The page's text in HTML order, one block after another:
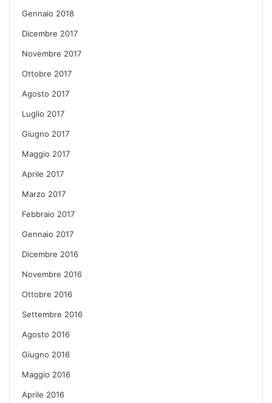
Gennaio 2018
Dicembre 2017
Novembre 2017
Ottobre 2017
Agosto 2017
Luglio 2017
Giugno 2017
Maggio 2017
Aprile 2017
Marzo 2017
Febbraio 2017
Gennaio 2017
Dicembre 2016
Novembre 2016
Ottobre 2016
Settembre 2016
Agosto 2016
Giugno 2016
Maggio 2016
Aprile 2016